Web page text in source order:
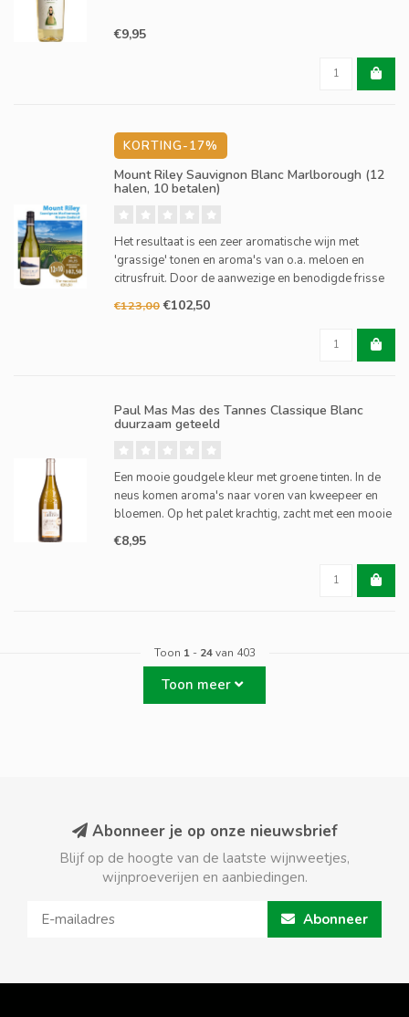
€9,95
KORTING-17%
Mount Riley Sauvignon Blanc Marlborough (12
halen, 10 betalen)
Het resultaat is een zeer aromatische wijn met
'grassige' tonen en aroma's van o.a. meloen en
citrusfruit. Door de aanwezige en benodigde frisse
zuren komt de wijn zeer fruitig over en is al vroeg op
dronk. Het is een zeer intense wijn, vol met tropisch f
€123,00€102,50
Paul Mas Mas des Tannes Classique Blanc
duurzaam geteeld
Een mooie goudgele kleur met groene tinten. In de
neus komen aroma's naar voren van kweepeer en
bloemen. Op het palet krachtig, zacht met een mooie
zuurgraad. Goed in balans met een lange afdronk
met dropachtige tonen.
€8,95
Toon 1- 24van 403
Toon meer
Abonneer je op onze nieuwsbrief
Blijf op de hoogte van de laatste wijnweetjes,
wijnproeverijen en aanbiedingen.
Abonneer